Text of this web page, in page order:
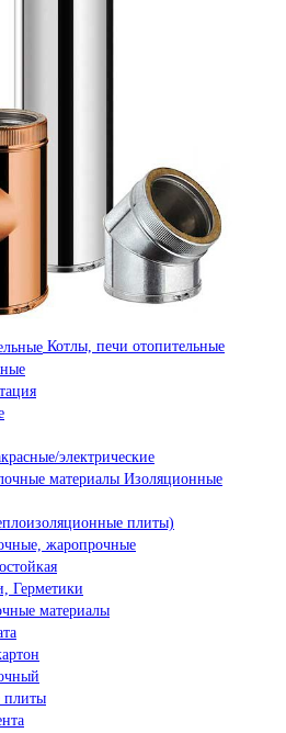
Котлы, печи отопительные
электрические
Изоляционные
плиты)
жаропрочные
Герметики
материалы
плиты